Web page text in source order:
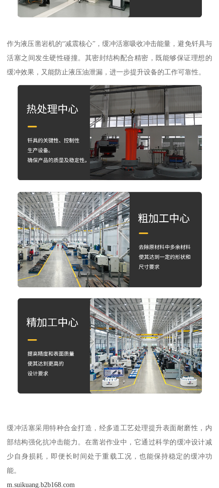
作为液压凿岩机的“减震核心”，缓冲活塞吸收冲击能量，避免钎具与
活塞之间发生硬性碰撞。其密封结构配合精密，既能够保证理想的
缓冲效果，又能防止液压油泄漏，进一步提升设备的工作可靠性。
缓冲活塞采用特种合金打造，经多道工艺处理提升表面耐磨性，内
部结构强化抗冲击能力。在凿岩作业中，它通过科学的缓冲设计减
少自身损耗，即便长时间处于重载工况，也能保持稳定的缓冲功
能。
m.suikuang.b2b168.com